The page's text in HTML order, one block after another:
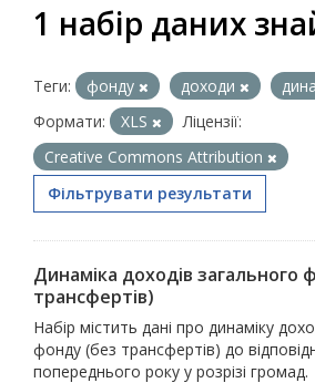
1 набір даних
Теги: фонду доходи
Формати:
XLS
Ліцензії:
Creative Commons Attribution
Фільтрувати результати
Динаміка доходів загального
трансфертів)
Набір містить дані про динаміку
фонду (без трансфертів) до
попереднього року у розрізі громад.